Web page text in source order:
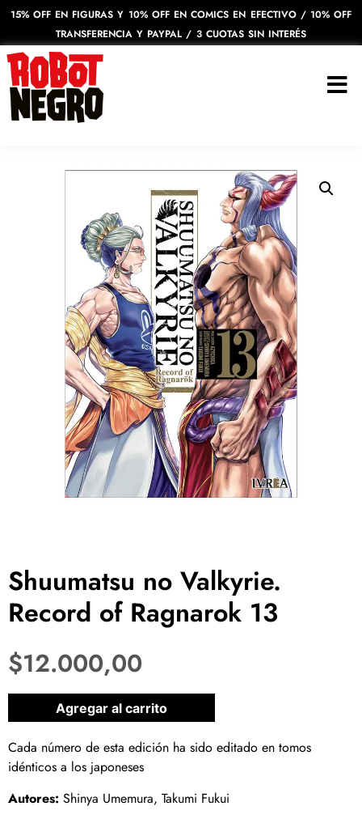
15% OFF EN FIGURAS Y 10% OFF EN COMICS EN EFECTIVO / 10% OFF
TRANSFERENCIA Y PAYPAL / 3 CUOTAS SIN INTERÉS
Shuumatsu no Valkyrie.
Record of Ragnarok 13
$12.000,00
1 disponibles
Agregar al carrito
Cada número de esta edición ha sido editado en tomos
idénticos a los japoneses
Autores: Shinya Umemura, Takumi Fukui